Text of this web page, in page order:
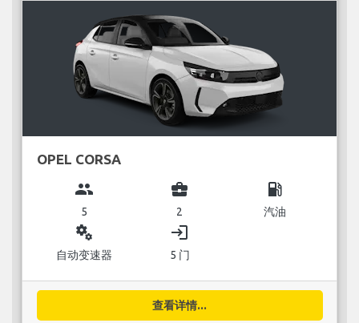
OPEL CORSA
group
5
business_center
2
local_gas_station
汽油
miscellaneous_services
自动变速器
login
5 门
查看详情...